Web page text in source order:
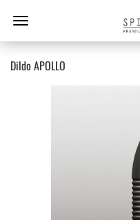
Dildo APOL­LO